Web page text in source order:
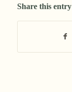
Share this entry